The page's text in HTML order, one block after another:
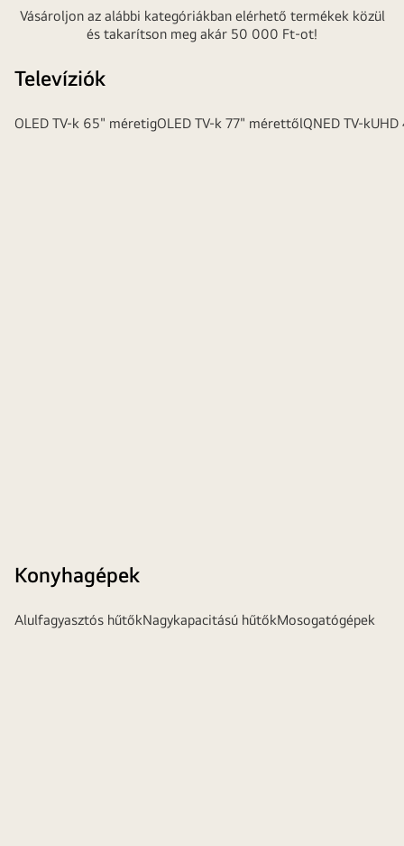
Vásároljon az alábbi kategóriákban elérhető termékek közül
és takarítson meg akár 50 000 Ft-ot!
Televíziók
OLED TV-k 65" méretigOLED TV-k 77" mérettőlQNED TV-k
Konyhagépek
Alulfagyasztós hűtőkNagykapacitású hűtőkMosogatógépek